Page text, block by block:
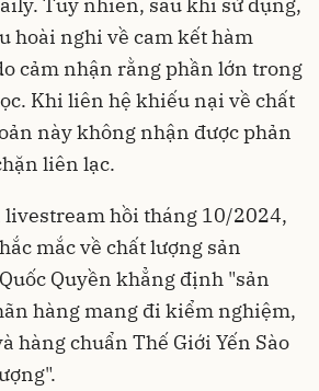
Tuy nhiên, sau khi sử dụng,
hoài nghi về cam kết hàm
cảm nhận rằng phần lớn trong
Khi liên hệ khiếu nại về chất
này không nhận được phản
liên lạc.
hồi tháng 10/2024,
mắc về chất lượng sản
Quyền khẳng định "sản
hàng mang đi kiểm nghiệm,
hàng chuẩn Thế Giới Yến Sào